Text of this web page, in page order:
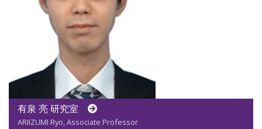
有泉 亮 研究室
ARIIZUMI Ryo, Associate Professor